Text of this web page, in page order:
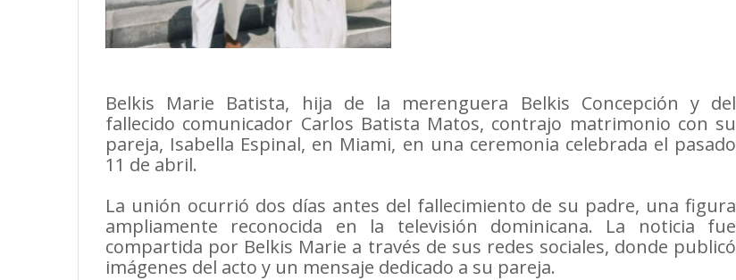
Belkis Marie Batista, hija de la merenguera Belkis Concepción y del
fallecido comunicador Carlos Batista Matos, contrajo matrimonio con su
pareja, Isabella Espinal, en Miami, en una ceremonia celebrada el pasado
11 de abril.
La unión ocurrió dos días antes del fallecimiento de su padre, una figura
ampliamente reconocida en la televisión dominicana. La noticia fue
compartida por Belkis Marie a través de sus redes sociales, donde publicó
imágenes del acto y un mensaje dedicado a su pareja.